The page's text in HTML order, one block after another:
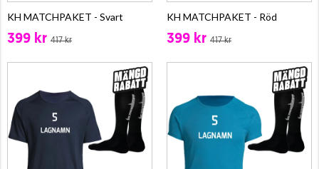
KH MATCHPAKET - Svart
399 kr 417 kr
KH MATCHPAKET - Röd
399 kr 417 kr